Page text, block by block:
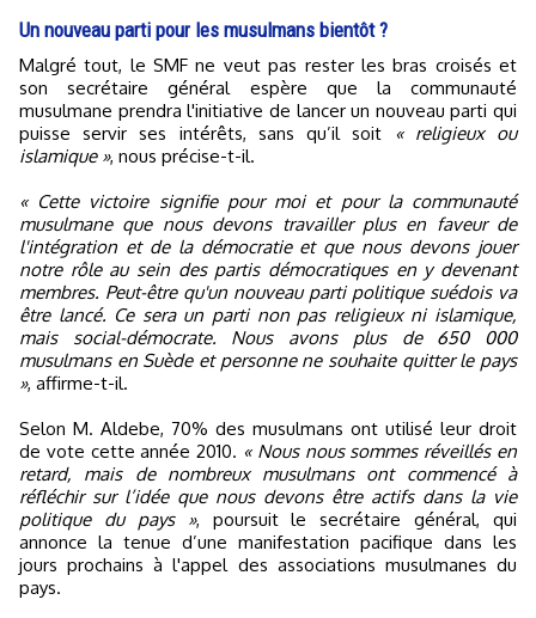
Un nouveau parti pour les musulmans bientôt ?
Malgré tout, le SMF ne veut pas rester les bras croisés et
son secrétaire général espère que la communauté
musulmane prendra l'initiative de lancer un nouveau parti qui
puisse servir ses intérêts, sans qu’il soit
« religieux ou
islamique », nous précise-t-il.
« Cette victoire signifie pour moi et pour la communauté
musulmane que nous devons travailler plus en faveur de
l'intégration et de la démocratie et que nous devons jouer
notre rôle au sein des partis démocratiques en y devenant
membres. Peut-être qu'un nouveau parti politique suédois va
être lancé. Ce sera un parti non pas religieux ni islamique,
mais social-démocrate. Nous avons plus de 650 000
musulmans en Suède et personne ne souhaite quitter le pays
», affirme-t-il.
Selon M. Aldebe, 70% des musulmans ont utilisé leur droit
de vote cette année 2010. « Nous nous sommes réveillés en
retard, mais de nombreux musulmans ont commencé à
réfléchir sur l’idée que nous devons être actifs dans la vie
politique du pays », poursuit le secrétaire général, qui
annonce la tenue d’une manifestation pacifique dans les
jours prochains à l'appel des associations musulmanes du
pays.